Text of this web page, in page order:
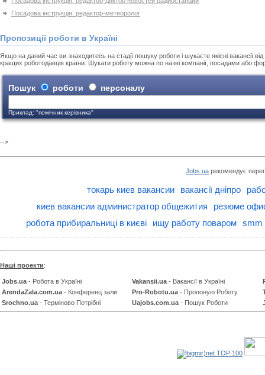
Посадова інструкція: редактор-метеоролог
Пропозиції роботи в Україні
Якщо на даний час ви знаходитесь на стадії пошуку роботи і шукаєте якісні вакансії
кращих роботодавців країни. Шукати роботу можна по назві компанії, посадами або
Пошук роботи персоналу
Приклад: "помічник керівника"
-->
Jobs.ua рекомендує
токарь киев вакансии вакансії дніпро
киев вакансии администратор общежития
резюме
робота прибиральниці в києві
ищу работу поваром smm
Наші проекти:
Jobs.ua - Робота в Україні Vakansii.ua - Вакансії в Україні
ArendaZala.com.ua - Конференц зали Pro-Robotu.ua - Пропоную Роботу
Srochno.ua - Терміново Потрібні Uajobs.com.ua - Пошук Роботи